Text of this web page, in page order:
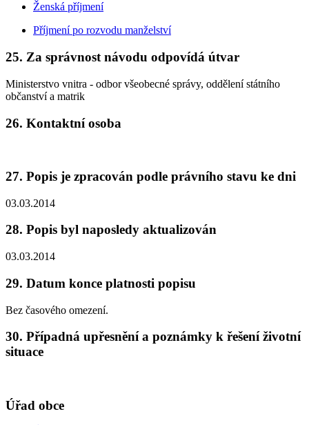
Ženská příjmení
Příjmení po rozvodu manželství
25. Za správnost návodu odpovídá útvar
Ministerstvo vnitra - odbor všeobecné správy, oddělení státního
občanství a matrik
26. Kontaktní osoba
27. Popis je zpracován podle právního stavu ke dni
03.03.2014
28. Popis byl naposledy aktualizován
03.03.2014
29. Datum konce platnosti popisu
Bez časového omezení.
30. Případná upřesnění a poznámky k řešení životní
situace
Úřad obce